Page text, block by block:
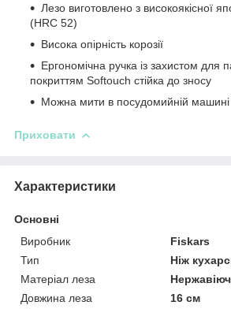
Лезо виготовлено з високоякісної
(HRC 52)
Висока опірність корозії
Ергономічна ручка із захистом для
покриттям Softouch стійка до зносу
Можна мити в посудомийній машині
Приховати
Характеристики
Основні
Виробник
Fiskars
Тип
Ніж
Матеріал леза
Довжина леза
16 см